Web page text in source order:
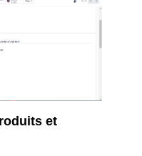
et